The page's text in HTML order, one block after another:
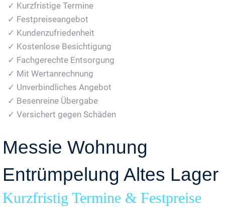
✓ Kurzfristige Termine
✓ Festpreiseangebot
✓ Kundenzufriedenheit
✓ Kostenlose Besichtigung
✓ Fachgerechte Entsorgung
✓ Mit Wertanrechnung
✓ Unverbindliches Angebot
✓ Besenreine Übergabe
✓ Versichert gegen Schäden
Messie Wohnung
Entrümpelung Altes Lager
Kurzfristig Termine & Festpreise